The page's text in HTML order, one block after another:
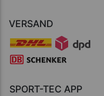
VERSAND
SPORT-TEC APP